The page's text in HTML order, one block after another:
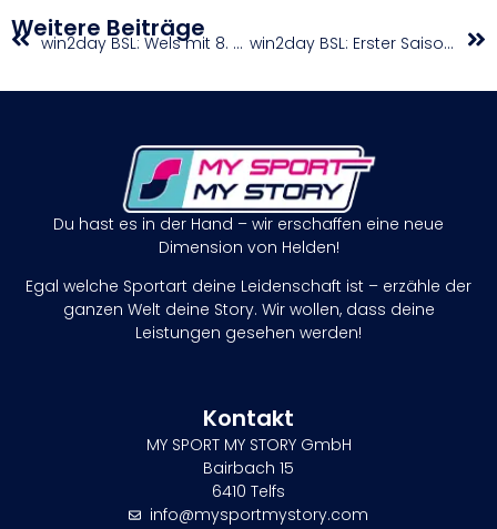
Weitere Beiträge win2day BSL: Wels mit 8. Sieg in Folge / Swans besiegen den Meister win2day BSL: Erster Saisonsieg für die Panthers
Du hast es in der Hand – wir erschaffen eine neue
Dimension von Helden!
Egal welche Sportart deine Leidenschaft ist – erzähle der
ganzen Welt deine Story. Wir wollen, dass deine
Leistungen gesehen werden!
Kontakt
MY SPORT MY STORY GmbH
Bairbach 15
6410 Telfs
info@mysportmystory.com